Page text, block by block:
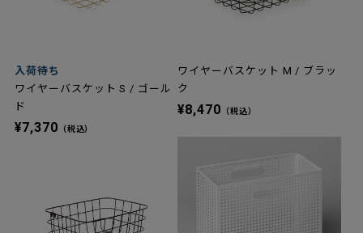
入荷待ち
ワイヤーバスケット S / ゴール
ド
¥7,370 （税込）
ワイヤーバスケット M / ブラッ
ク
¥8,470 （税込）